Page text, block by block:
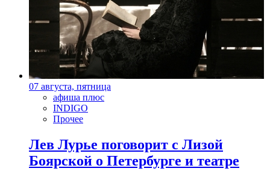
07 августа, пятница
афиша плюс
INDIGO
Прочее
Лев Лурье поговорит с Лизой
Боярской о Петербурге и театре